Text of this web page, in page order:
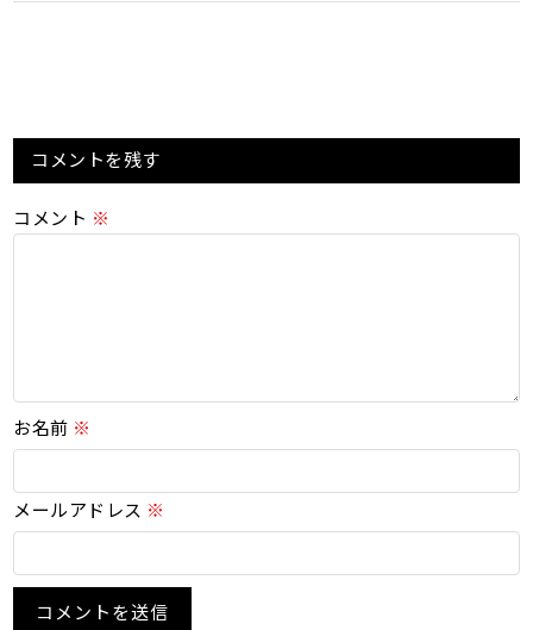
コメントを残す
コメント ※
お名前 ※
メールアドレス ※